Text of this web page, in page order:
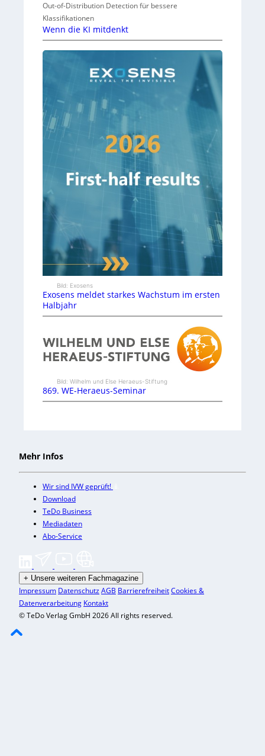
Out-of-Distribution Detection für bessere
Klassifikationen
Wenn die KI mitdenkt
Bild: Exosens
Exosens meldet starkes Wachstum im ersten
Halbjahr
Bild: Wilhelm und Else Heraeus-Stiftung
869. WE-Heraeus-Seminar
Mehr Infos
Wir sind IVW geprüft!
Download
TeDo Business
Mediadaten
Abo-Service
+ Unsere weiteren Fachmagazine
Impressum DatenschutzAGB BarrierefreiheitCookies &
Datenverarbeitung Kontakt
© TeDo Verlag GmbH 2026 All rights reserved.